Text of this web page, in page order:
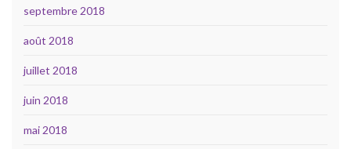
septembre 2018
août 2018
juillet 2018
juin 2018
mai 2018